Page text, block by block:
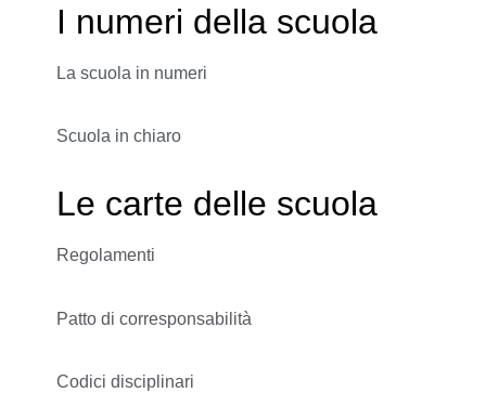
I numeri della scuola
La scuola in numeri
Scuola in chiaro
Le carte delle scuola
Regolamenti
Patto di corresponsabilità
Codici disciplinari